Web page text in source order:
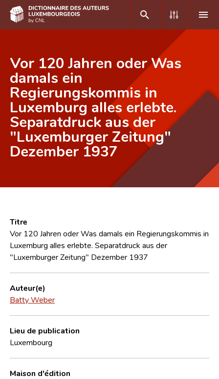
DE FR
Accueil
Auteur(e)s A-Z
Recherche avancée
Foire aux questions
Équipe scientifique
Vor 120 Jahren oder Was
damals ein
Regierungskommis in
Luxemburg alles erlebte.
Separatdruck aus der
"Luxemburger Zeitung"
Dezember 1937
Titre
Vor 120 Jahren oder Was damals ein Regierungskommis in
Luxemburg alles erlebte. Separatdruck aus der
"Luxemburger Zeitung" Dezember 1937
Auteur(e)
Batty Weber
Lieu de publication
Luxembourg
Maison d'édition